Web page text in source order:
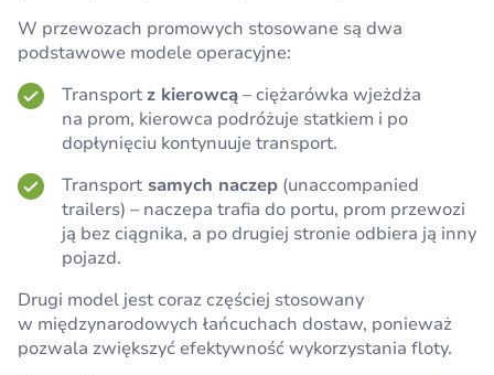
W przewozach promowych stosowane są dwa
podstawowe modele operacyjne:
Transportz kierowcą– ciężarówka wjeżdża
na prom, kierowca podróżuje statkiem i po
dopłynięciu kontynuuje transport.
Transport samych naczep (unaccompanied
trailers) – naczepa trafia do portu, prom przewozi
ją bez ciągnika, a po drugiej stronie odbiera ją inny
pojazd.
Drugi model jest coraz częściej stosowany
w międzynarodowych łańcuchach dostaw, ponieważ
pozwala zwiększyć efektywność wykorzystania floty.